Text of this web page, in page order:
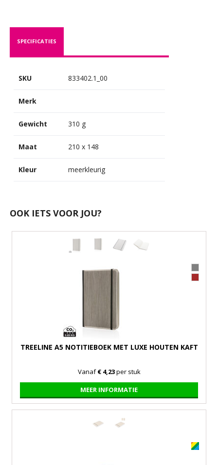
SPECIFICATIES
SKU 833402.1_00
Merk
Gewicht 310 g
Maat 210 x 148
Kleur meerkleurig
OOK IETS VOOR JOU?
TREELINE A5 NOTITIEBOEK MET LUXE HOUTEN KAFT
Vanaf€ 4,23per stuk
MEER INFORMATIE